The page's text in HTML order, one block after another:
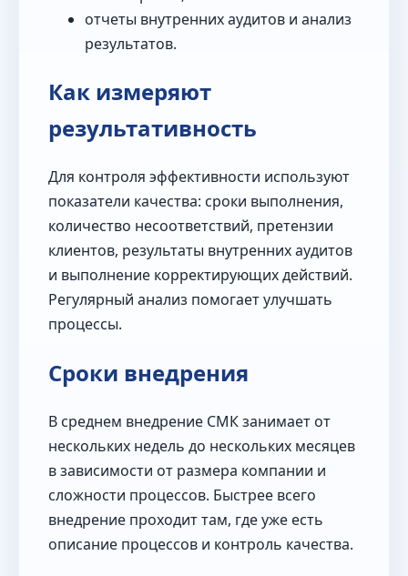
отчеты внутренних аудитов и анализ
результатов.
Как измеряют
результативность
Для контроля эффективности используют
показатели качества: сроки выполнения,
количество несоответствий, претензии
клиентов, результаты внутренних аудитов
и выполнение корректирующих действий.
Регулярный анализ помогает улучшать
процессы.
Сроки внедрения
В среднем внедрение СМК занимает от
нескольких недель до нескольких месяцев
в зависимости от размера компании и
сложности процессов. Быстрее всего
внедрение проходит там, где уже есть
описание процессов и контроль качества.